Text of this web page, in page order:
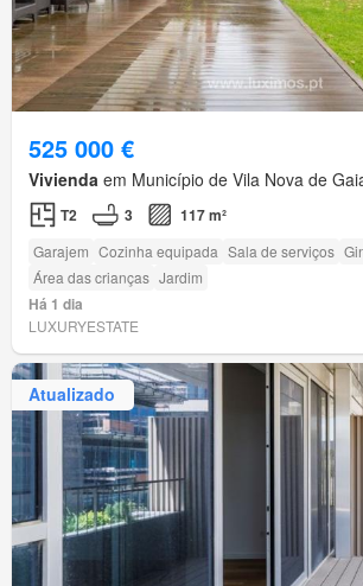
525 000 €
Vivienda em Município de Vila Nova de
T2 3 117 m²
Garajem Cozinha equipada Sala de serviços
Área das crianças Jardim
Há 1 dia
LUXURYESTATE
Atualizado